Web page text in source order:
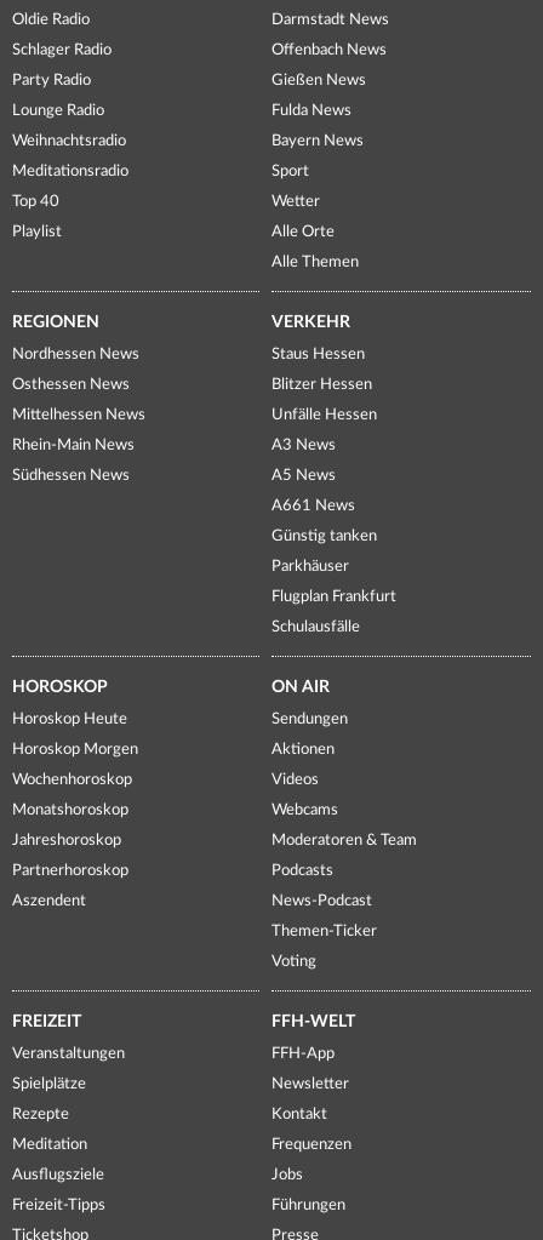
Oldie Radio
Schlager Radio
Party Radio
Lounge Radio
Weihnachtsradio
Meditationsradio
Top 40
Playlist
Darmstadt News
Offenbach News
Gießen News
Fulda News
Bayern News
Sport
Wetter
Alle Orte
Alle Themen
REGIONEN
Nordhessen News
Osthessen News
Mittelhessen News
Rhein-Main News
Südhessen News
VERKEHR
Staus Hessen
Blitzer Hessen
Unfälle Hessen
A3 News
A5 News
A661 News
Günstig tanken
Parkhäuser
Flugplan Frankfurt
Schulausfälle
HOROSKOP
Horoskop Heute
Horoskop Morgen
Wochenhoroskop
Monatshoroskop
Jahreshoroskop
Partnerhoroskop
Aszendent
ON AIR
Sendungen
Aktionen
Videos
Webcams
Moderatoren & Team
Podcasts
News-Podcast
Themen-Ticker
Voting
FREIZEIT
Veranstaltungen
Spielplätze
Rezepte
Meditation
Ausflugsziele
Freizeit-Tipps
Ticketshop
FFH-WELT
FFH-App
Newsletter
Kontakt
Frequenzen
Jobs
Führungen
Presse